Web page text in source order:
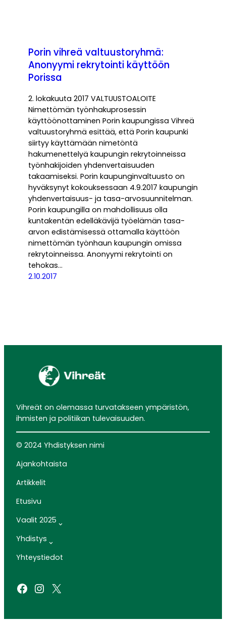
Porin vihreä valtuustoryhmä:
Anonyymi rekrytointi käyttöön
Porissa
2. lokakuuta 2017 VALTUUSTOALOITE
Nimettömän työnhakuprosessin
käyttöönottaminen Porin kaupungissa Vihreä
valtuustoryhmä esittää, että Porin kaupunki
siirtyy käyttämään nimetöntä
hakumenettelyä kaupungin rekrytoinneissa
työnhakijoiden yhdenvertaisuuden
takaamiseksi. Porin kaupunginvaltuusto on
hyväksynyt kokouksessaan 4.9.2017 kaupungin
yhdenvertaisuus- ja tasa-arvosuunnitelman.
Porin kaupungilla on mahdollisuus olla
kuntakentän edelläkävijä työelämän tasa-
arvon edistämisessä ottamalla käyttöön
nimettömän työnhaun kaupungin omissa
rekrytoinneissa. Anonyymi rekrytointi on
tehokas…
2.10.2017
Vihreät on olemassa turvatakseen ympäristön,
ihmisten ja politiikan tulevaisuuden.
© 2024 Yhdistyksen nimi
Ajankohtaista
Artikkelit
Etusivu
Vaalit 2025
Yhdistys
Yhteystiedot
Facebook Instagram X